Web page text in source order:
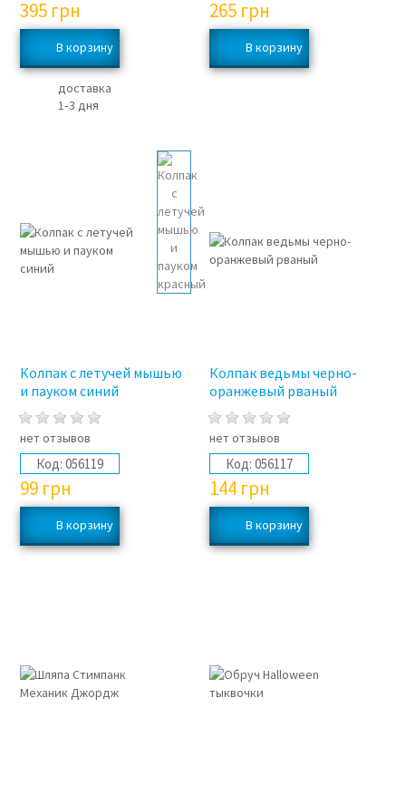
395 грн
доставка
1‑3 дня
265 грн
Колпак с летучей мышью
и пауком синий
нет отзывов
Код: 056119
99 грн
Колпак ведьмы черно-
оранжевый рваный
нет отзывов
Код: 056117
144 грн